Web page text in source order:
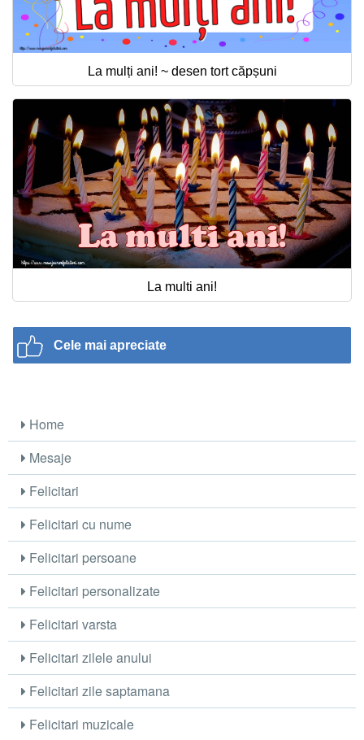
La mulți ani! ~ desen tort căpșuni
La multi ani!
Cele mai apreciate
Home
Mesaje
Felicitari
Felicitari cu nume
Felicitari persoane
Felicitari personalizate
Felicitari varsta
Felicitari zilele anului
Felicitari zile saptamana
Felicitari muzicale